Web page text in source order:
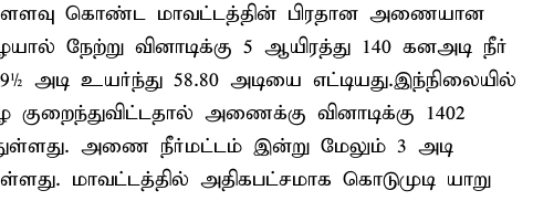
கொண்ட மாவட்டத்தின் பிரதான அணையான
நேற்று வினாடிக்கு 5 ஆயிரத்து 140 கனஅடி நீர்
உயர்ந்து 58.80 அடியை எட்டியது.இந்நிலையில்
அணைக்கு வினாடிக்கு 1402
அணை நீர்மட்டம் இன்று மேலும் 3 அடி
மாவட்டத்தில் அதிகபட்சமாக கொடுமுடி யாறு